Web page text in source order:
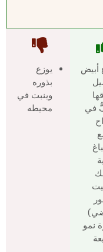
أبيض
في
نمو
يوزع
بذوره
وينبت في
محيطه